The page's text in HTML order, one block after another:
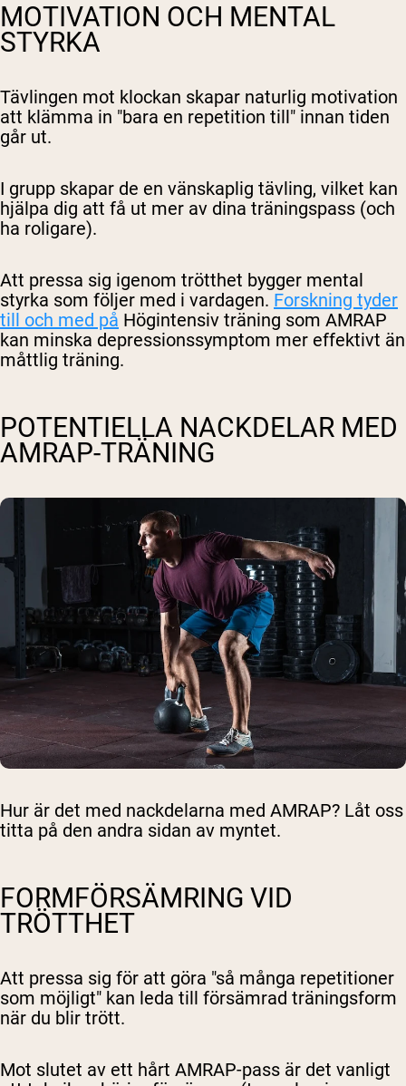
MOTIVATION OCH MENTAL
STYRKA
Tävlingen mot klockan skapar naturlig motivation
att klämma in "bara en repetition till" innan tiden
går ut.
I grupp skapar de en vänskaplig tävling, vilket kan
hjälpa dig att få ut mer av dina träningspass (och
ha roligare).
Att pressa sig igenom trötthet bygger mental
styrka som följer med i vardagen. Forskning tyder
till och med på Högintensiv träning som AMRAP
kan minska depressionssymptom mer effektivt än
måttlig träning.
POTENTIELLA NACKDELAR MED
AMRAP-TRÄNING
Hur är det med nackdelarna med AMRAP? Låt oss
titta på den andra sidan av myntet.
FORMFÖRSÄMRING VID
TRÖTTHET
Att pressa sig för att göra "så många repetitioner
som möjligt" kan leda till försämrad träningsform
när du blir trött.
Mot slutet av ett hårt AMRAP-pass är det vanligt
Shipping Country: